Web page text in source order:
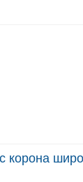
корона